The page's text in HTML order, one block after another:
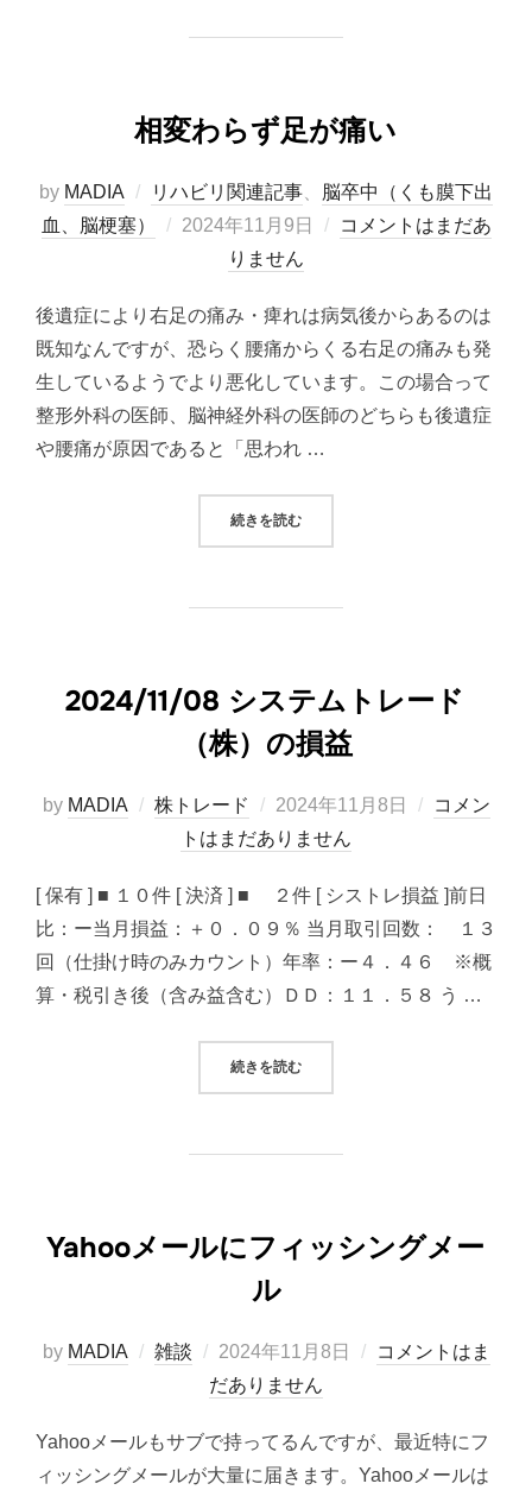
相変わらず足が痛い
by MADIA リハビリ関連記事
脳卒中（くも膜下出
血、脳梗塞）
投
2024年11月9日
コメントはまだあ
りません
後遺症により右足の痛み・痺れは病気後からあるのは
既知なんですが、恐らく腰痛からくる右足の痛みも発
生しているようでより悪化しています。この場合って
整形外科の医師、脳神経外科の医師のどちらも後遺症
や腰痛が原因であると「思われ …
続きを読む“相変わらず足が痛い”
2024/11/08 システムトレード
（株）の損益
by MADIA 株トレード
投
稿
2024年11月8日
コメン
トはまだありません
[ 保有 ] ■ １０件 [ 決済 ] ■ ２件 [ シストレ損益 ]前日
比：ー当月損益：＋０．０９％ 当月取引回数： １３
回（仕掛け時のみカウント）年率：ー４．４６ ※概
算・税引き後（含み益含む）ＤＤ：１１．５８ う …
続きを読む“2024/11/08 システムトレード（
Yahooメールにフィッシングメー
ル
by MADIA 雑談
投
稿
2024年11月8日
コメントはま
だありません
Yahooメールもサブで持ってるんですが、最近特にフ
ィッシングメールが大量に届きます。Yahooメールは